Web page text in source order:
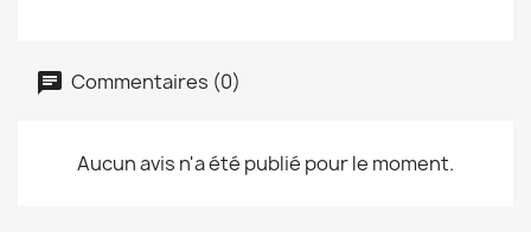
Commentaires (0)
Aucun avis n'a été publié pour le moment.